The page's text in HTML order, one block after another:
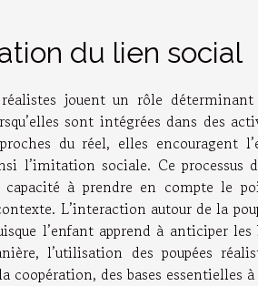
du lien social
réalistes jouent un rôle
sont intégrées dans des
du réel, elles encouragent
l’imitation sociale. Ce processus
à prendre en compte le
L’interaction autour de la
l’enfant apprend à anticiper
l’utilisation des poupées
coopération, des bases essentielles